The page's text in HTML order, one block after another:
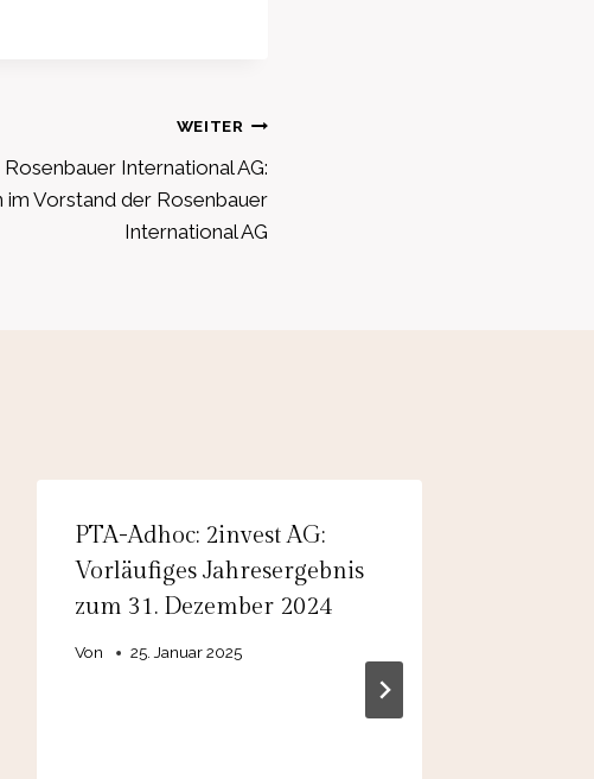
WEITER
International AG:
im Vorstand der Rosenbauer
International AG
PTA-Adhoc: 2invest AG:
Vorläufiges Jahresergebnis
zum 31. Dezember 2024
Von 25. Januar 2025